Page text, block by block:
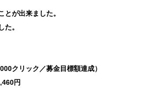
が出来ました。
た。
クリック／募金目標額達成）
円